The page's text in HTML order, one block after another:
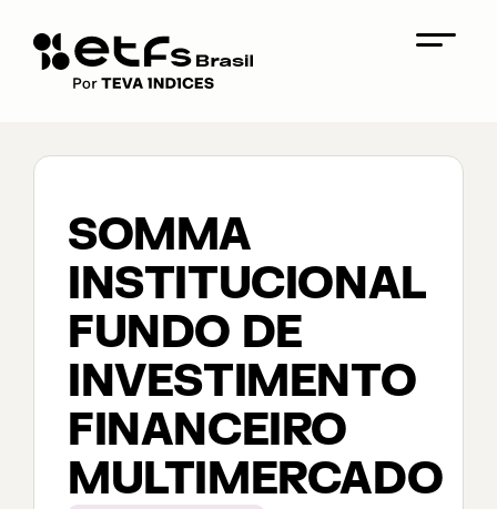
SOMMA
INSTITUCIONAL
FUNDO DE
INVESTIMENTO
FINANCEIRO
MULTIMERCADO